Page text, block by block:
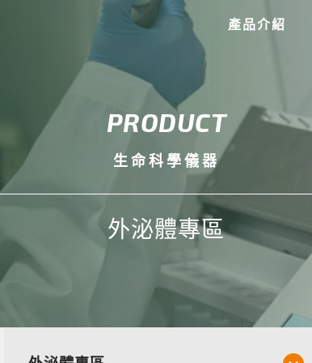
產品介紹
PRODUCT
生命科學儀器
外泌體專區